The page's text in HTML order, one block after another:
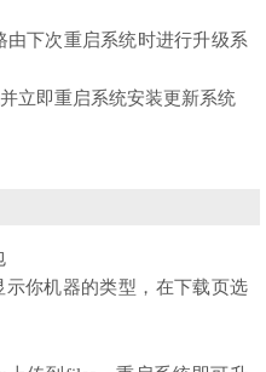
由下次重启系统时进行升级系
立即重启系统安装更新系统
你机器的类型，在下载页选